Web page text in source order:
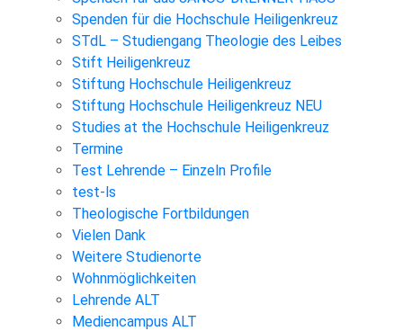
Spenden für die Hochschule Heiligenkreuz
STdL – Studiengang Theologie des Leibes
Stift Heiligenkreuz
Stiftung Hochschule Heiligenkreuz
Stiftung Hochschule Heiligenkreuz NEU
Studies at the Hochschule Heiligenkreuz
Termine
Test Lehrende – Einzeln Profile
test-ls
Theologische Fortbildungen
Vielen Dank
Weitere Studienorte
Wohnmöglichkeiten
Lehrende ALT
Mediencampus ALT